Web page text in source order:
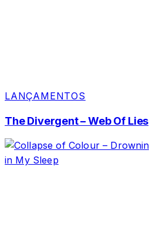
LANÇAMENTOS
The Divergent – Web Of Lies